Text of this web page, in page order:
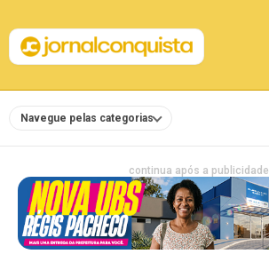
Navegue pelas categorias
continua após a publicidade